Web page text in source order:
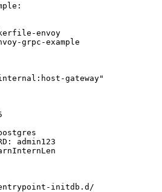
envoy
grpc-example
gateway"
postgres
admin123
entrypoint-initdb.d/